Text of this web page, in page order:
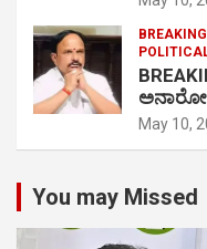
May 10,
You may Missed